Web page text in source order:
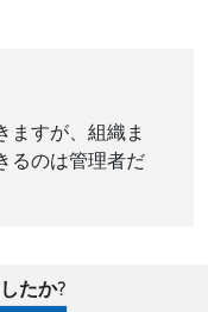
ますが、組織ま
るのは管理者だ
たか?